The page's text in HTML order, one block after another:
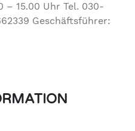
– 15.00 Uhr Tel. 030-
Geschäftsführer: